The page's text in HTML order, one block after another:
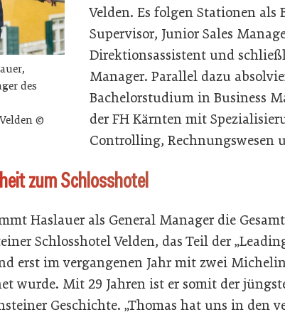
des
©
Velden. Es folgen Stationen als
Supervisor, Junior Sales
Direktionsassistent und
Manager. Parallel dazu
Bachelorstudium in Business
der FH Kärnten mit
Controlling, Rechnungswesen
zum Schlosshotel
Haslauer als General Manager die
Schlosshotel Velden, das Teil der
erst im vergangenen Jahr mit zwei
wurde. Mit 29 Jahren ist er somit der
Geschichte. „Thomas hat uns in den